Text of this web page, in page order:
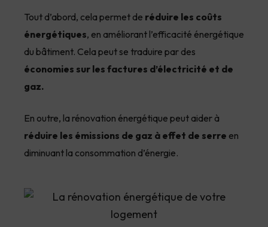
Tout d’abord, cela permet de réduire les coûts
énergétiques, en améliorant l’efficacité énergétique
du bâtiment. Cela peut se traduire par des
économies sur les factures d’électricité et de
gaz.
En outre, la rénovation énergétique peut aider à
réduire les émissions de gaz à effet de serre en
diminuant la consommation d’énergie.